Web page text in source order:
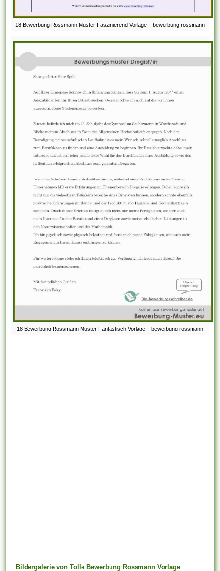
18 Bewerbung Rossmann Muster Faszinierend Vorlage – bewerbung rossmann
18 Bewerbung Rossmann Muster Fantastisch Vorlage – bewerbung rossmann
Bildergalerie von Tolle Bewerbung Rossmann Vorlage